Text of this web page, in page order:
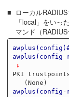
ローカル
「local」をいっ
マンド（
awplus(config-
PKI trustpoints
awplus(config-